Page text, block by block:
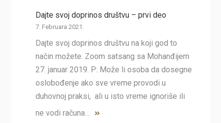
Dajte svoj doprinos društvu – prvi deo
7. Februara 2021.
Dajte svoj doprinos društvu na koji god to
način možete. Zoom satsang sa Mohanđijem
27. januar 2019. P: Može li osoba da dosegne
oslobođenje ako sve vreme provodi u
duhovnoj praksi, ali u isto vreme ignoriše ili
ne vodi računa…